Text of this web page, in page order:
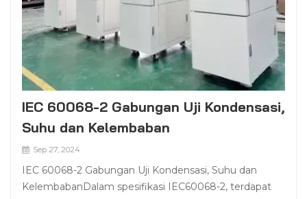
IEC 60068-2 Gabungan Uji Kondensasi,
Suhu dan Kelembaban
Sep 27, 2024
IEC 60068-2 Gabungan Uji Kondensasi, Suhu dan
KelembabanDalam spesifikasi IEC60068-2, terdapat